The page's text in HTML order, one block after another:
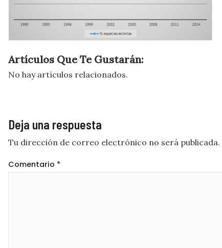
Artículos Que Te Gustarán:
No hay artículos relacionados.
Deja una respuesta
Tu dirección de correo electrónico no será publicada.
Comentario *